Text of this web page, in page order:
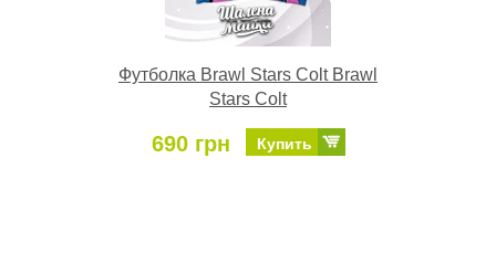
Футболка Brawl Stars Colt Brawl
Stars Colt
690 грн Купить